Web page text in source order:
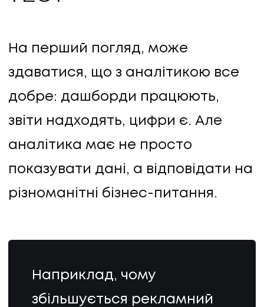
На перший погляд, може
здаватися, що з аналітикою все
добре: дашборди працюють,
звіти надходять, цифри є. Але
аналітика має не просто
показувати дані, а відповідати на
різноманітні бізнес-питання.
Наприклад, чому
збільшується рекламний